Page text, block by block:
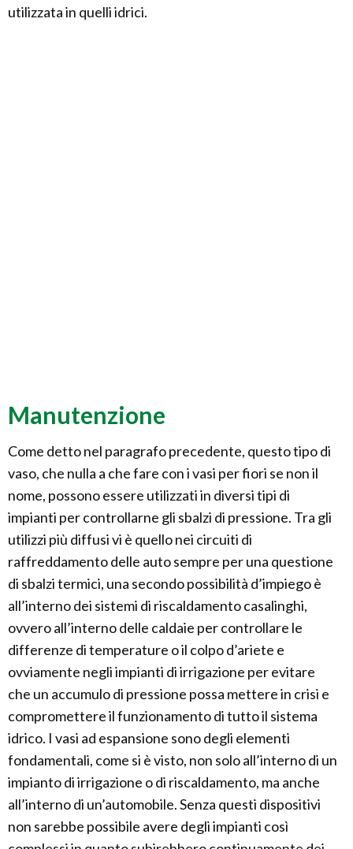
utilizzata in quelli idrici.
Manutenzione
Come detto nel paragrafo precedente, questo tipo di
vaso, che nulla a che fare con i vasi per fiori se non il
nome, possono essere utilizzati in diversi tipi di
impianti per controllarne gli sbalzi di pressione. Tra gli
utilizzi più diffusi vi è quello nei circuiti di
raffreddamento delle auto sempre per una questione
di sbalzi termici, una secondo possibilità d’impiego è
all’interno dei sistemi di riscaldamento casalinghi,
ovvero all’interno delle caldaie per controllare le
differenze di temperature o il colpo d’ariete e
ovviamente negli impianti di irrigazione per evitare
che un accumulo di pressione possa mettere in crisi e
compromettere il funzionamento di tutto il sistema
idrico. I vasi ad espansione sono degli elementi
fondamentali, come si è visto, non solo all’interno di un
impianto di irrigazione o di riscaldamento, ma anche
all’interno di un’automobile. Senza questi dispositivi
non sarebbe possibile avere degli impianti così